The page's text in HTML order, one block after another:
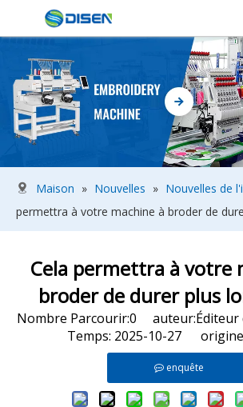
Maison » Nouvelles » Nouvelles de
permettra à votre machine à broder de
Cela permettra à votre
broder de durer plus
Nombre Parcourir:0
Temps: 2025-10-27
enquête